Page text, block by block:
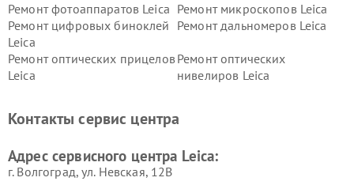
Ремонт фотоаппаратов Leica Ремонт микроскопов Leica
Ремонт цифровых биноклей
Leica
Ремонт дальномеров Leica
Ремонт оптических прицелов
Leica
Ремонт оптических
нивелиров Leica
Контакты сервис центра
Адрес сервисного центра Leica:
г. Волгоград, ул. Невская, 12В